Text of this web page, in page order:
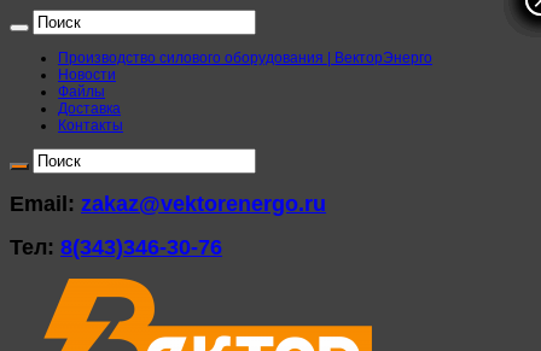
Производство силового оборудования | ВекторЭнерго
Новости
Файлы
Доставка
Контакты
Email: zakaz@vektorenergo.ru
Тел: 8(343)346-30-76